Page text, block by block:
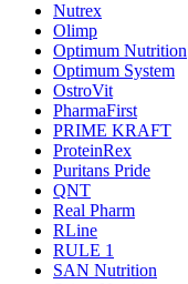
Nutrex
Olimp
Optimum Nutrition
Optimum System
OstroVit
PharmaFirst
PRIME KRAFT
ProteinRex
Puritans Pride
QNT
Real Pharm
RLine
RULE 1
SAN Nutrition